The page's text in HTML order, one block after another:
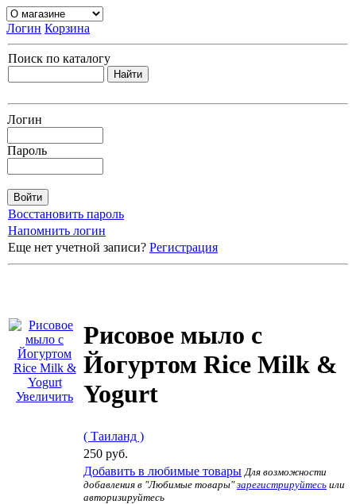
Логин Корзина
Поиск по каталогу
Логин
Пароль
Восстановить пароль
Напомнить логин
Еще нет учетной записи? Регистрация
Увеличить
Рисовое мыло с
Йогуртом Rice Milk &
Yogurt
( Таиланд )
250 руб.
Добавить в любимые товары Для возможности
добавления в "Любимые товары"зарегистрируйтесь или
авторизируйтесь